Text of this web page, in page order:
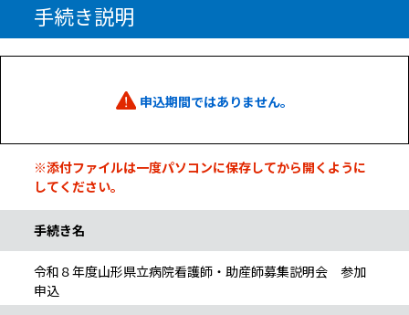
手続き説明
申込期間ではありません。
※添付ファイルは一度パソコンに保存してから開くように
してください。
手続き名
令和８年度山形県立病院看護師・助産師募集説明会 参加
申込